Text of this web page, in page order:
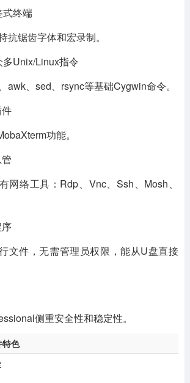
终端
抗锯齿字体和宏录制。
Unix/Linux指令
awk、sed、rsync等基础Cygwin命令。
功能。
网络工具：Rdp、Vnc、Ssh、Mosh、
文件，无需管理员权限，能从U盘直接
侧重安全性和稳定性。
色